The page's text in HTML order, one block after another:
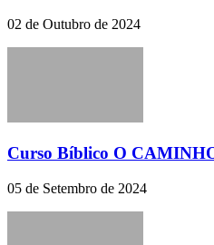
02 de Outubro de 2024
Curso Bíblico O
05 de Setembro de 2024